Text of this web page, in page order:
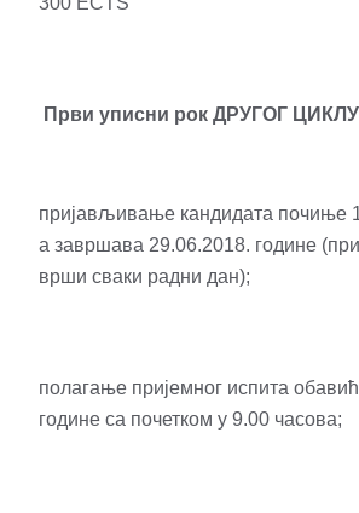
Први уписни рок ДРУГОГ
пријављивање кандидата почиње
а завршава 29.06.2018. године
врши сваки радни дан);
полагање пријемног испита
године са почетком у 9.00 часова;